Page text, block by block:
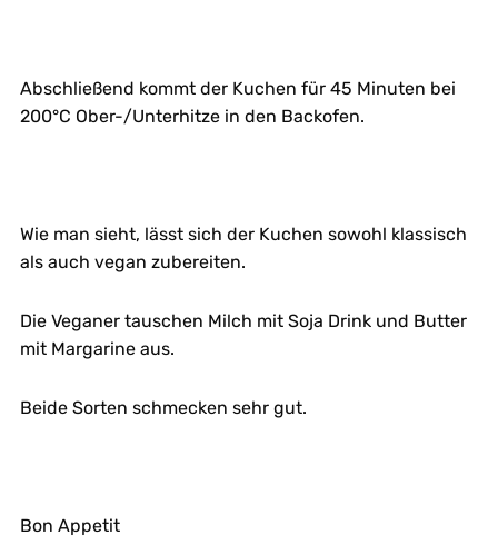
Abschließend kommt der Kuchen für 45 Minuten bei
200°C Ober-/Unterhitze in den Backofen.
Wie man sieht, lässt sich der Kuchen sowohl klassisch
als auch vegan zubereiten.
Die Veganer tauschen Milch mit Soja Drink und Butter
mit Margarine aus.
Beide Sorten schmecken sehr gut.
Bon Appetit